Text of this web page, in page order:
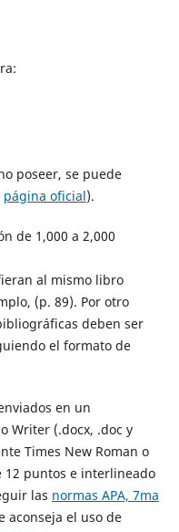
poseer, se puede
página oficial).
de 1,000 a 2,000
al mismo libro
(p. 89). Por otro
deben ser
el formato de
en un
Writer (.docx, .doc y
Times New Roman o
12 puntos e interlineado
las normas APA, 7ma
aconseja el uso de